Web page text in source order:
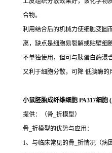
合物。
利用结合后的机械力使细胞变圆
离，缺点是细胞易裂解或贴壁细
不单独使用，但可与胰蛋白酶混
又利于细胞分散，可降 低胰酶的
小鼠胚胎成纤维细胞 PA317细胞
提供：（骨_折模型）
骨_折模型的优势与应用：
1、与临床常见的骨_折情况（病